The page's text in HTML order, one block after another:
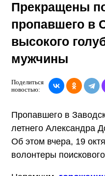
Прекращены
пропавшего в
высокого
мужчины
Поделиться
новостью:
Пропавшего в
летнего Александра
Об этом вчера, 19
волонтеры